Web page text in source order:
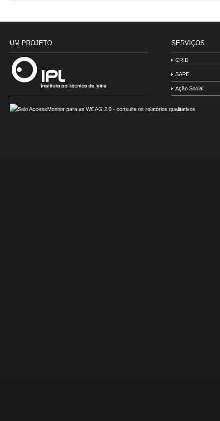
UM PROJETO SERVIÇOS
CRID
SAPE
Ação Social